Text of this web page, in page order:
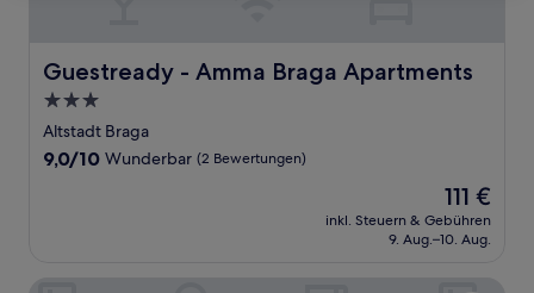
Guestready - Amma Braga Apartments
Guestready - Amma Braga Apartments
3.0-
Sterne-
Unterkunft
Altstadt Braga
9.0
9,0/10 Wunderbar (2 Bewertungen)
Der
Preis
beträgt
111 €
inkl. Steuern & Gebühren
9. Aug.–10. Aug.